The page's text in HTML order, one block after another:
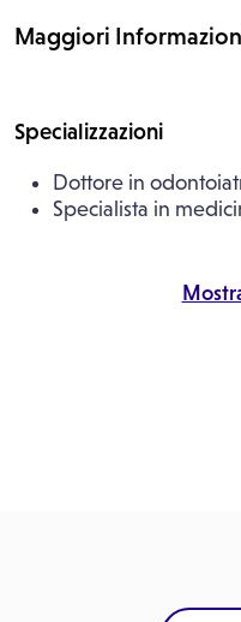
Maggiori
Specializzazioni
Dottore in
Specialista in